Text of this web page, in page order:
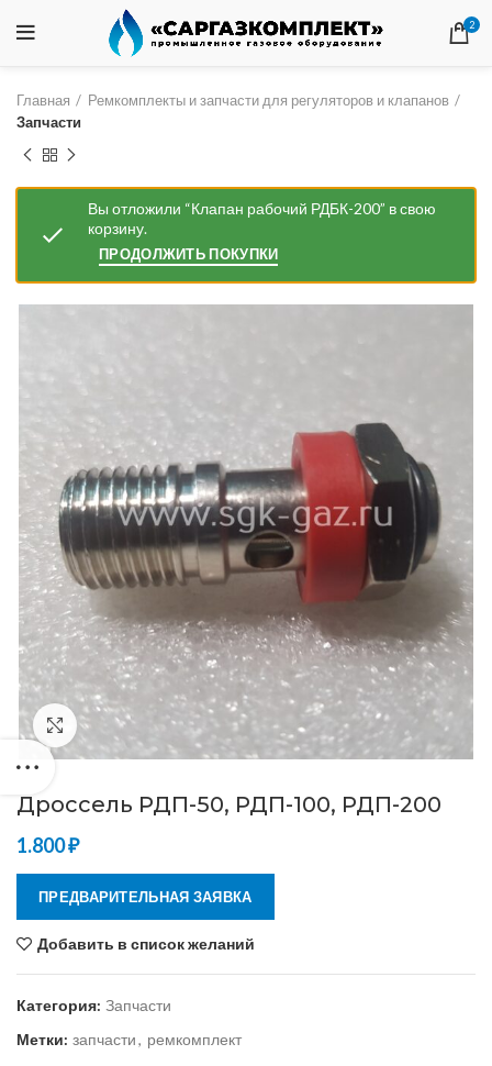
2
Главная
Ремкомплекты и запчасти для регуляторов и клапанов
Запчасти
Вы отложили “Клапан рабочий РДБК-200” в свою
корзину.
ПРОДОЛЖИТЬ ПОКУПКИ
Нажмите, чтобы увеличить
Дроссель РДП-50, РДП-100, РДП-200
1.800₽
ПРЕДВАРИТЕЛЬНАЯ ЗАЯВКА
Добавить в список желаний
Категория: Запчасти
Метки: запчасти, ремкомплект